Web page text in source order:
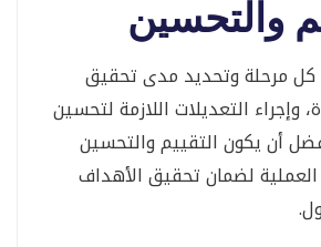
كل مرحلة وتحديد مدى تحقيق
وإجراء التعديلات اللازمة لتحسين
أن يكون التقييم والتحسين
لضمان تحقيق الأهداف